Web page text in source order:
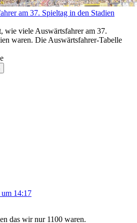
am 37. Spieltag in den Stadien
wie viele Auswärtsfahrer am 37.
waren. Die Auswärtsfahrer-Tabelle
14:17
das wir nur 1100 waren.